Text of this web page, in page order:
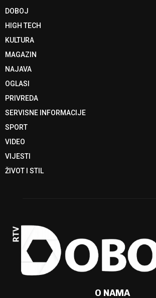
DOBOJ
HIGH TECH
KULTURA
MAGAZIN
NAJAVA
OGLASI
PRIVREDA
SERVISNE INFORMACIJE
SPORT
VIDEO
VIJESTI
ŽIVOT I STIL
O NAMA